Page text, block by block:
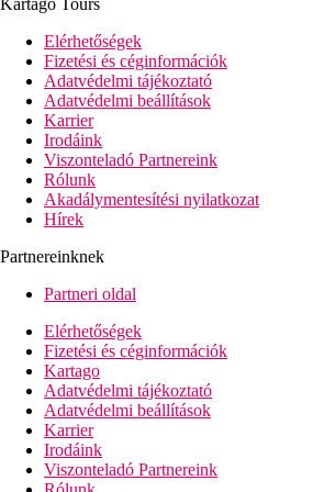
Kartago Tours
Elérhetőségek
Fizetési és céginformációk
Adatvédelmi tájékoztató
Adatvédelmi beállítások
Karrier
Irodáink
Viszonteladó Partnereink
Rólunk
Akadálymentesítési nyilatkozat
Hírek
Partnereinknek
Partneri oldal
Elérhetőségek
Fizetési és céginformációk
Kartago
Adatvédelmi tájékoztató
Adatvédelmi beállítások
Karrier
Irodáink
Viszonteladó Partnereink